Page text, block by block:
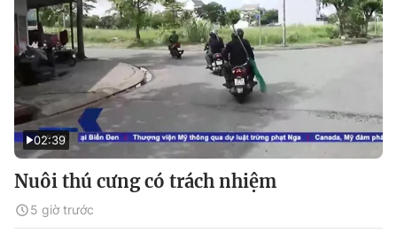
02:39
Nuôi thú cưng có trách nhiệm
5 giờ trước